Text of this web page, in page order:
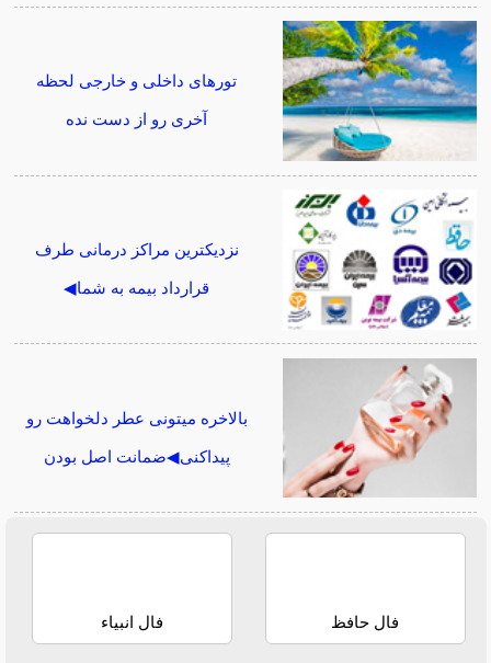
تورهای داخلی و خارجی لحظه
آخری رو از دست نده
نزدیکترین مراکز درمانی طرف
قرارداد بیمه به شما◀
بالاخره میتونی عطر دلخواهت رو
پیداکنی◀ضمانت اصل بودن
فال حافظ فال انبیاء